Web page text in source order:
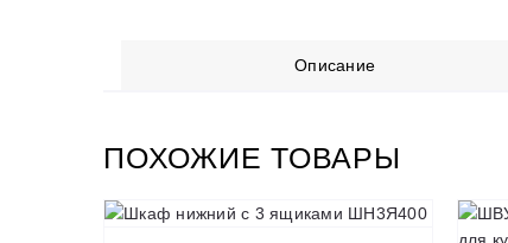
Описание
ПОХОЖИЕ ТОВАРЫ